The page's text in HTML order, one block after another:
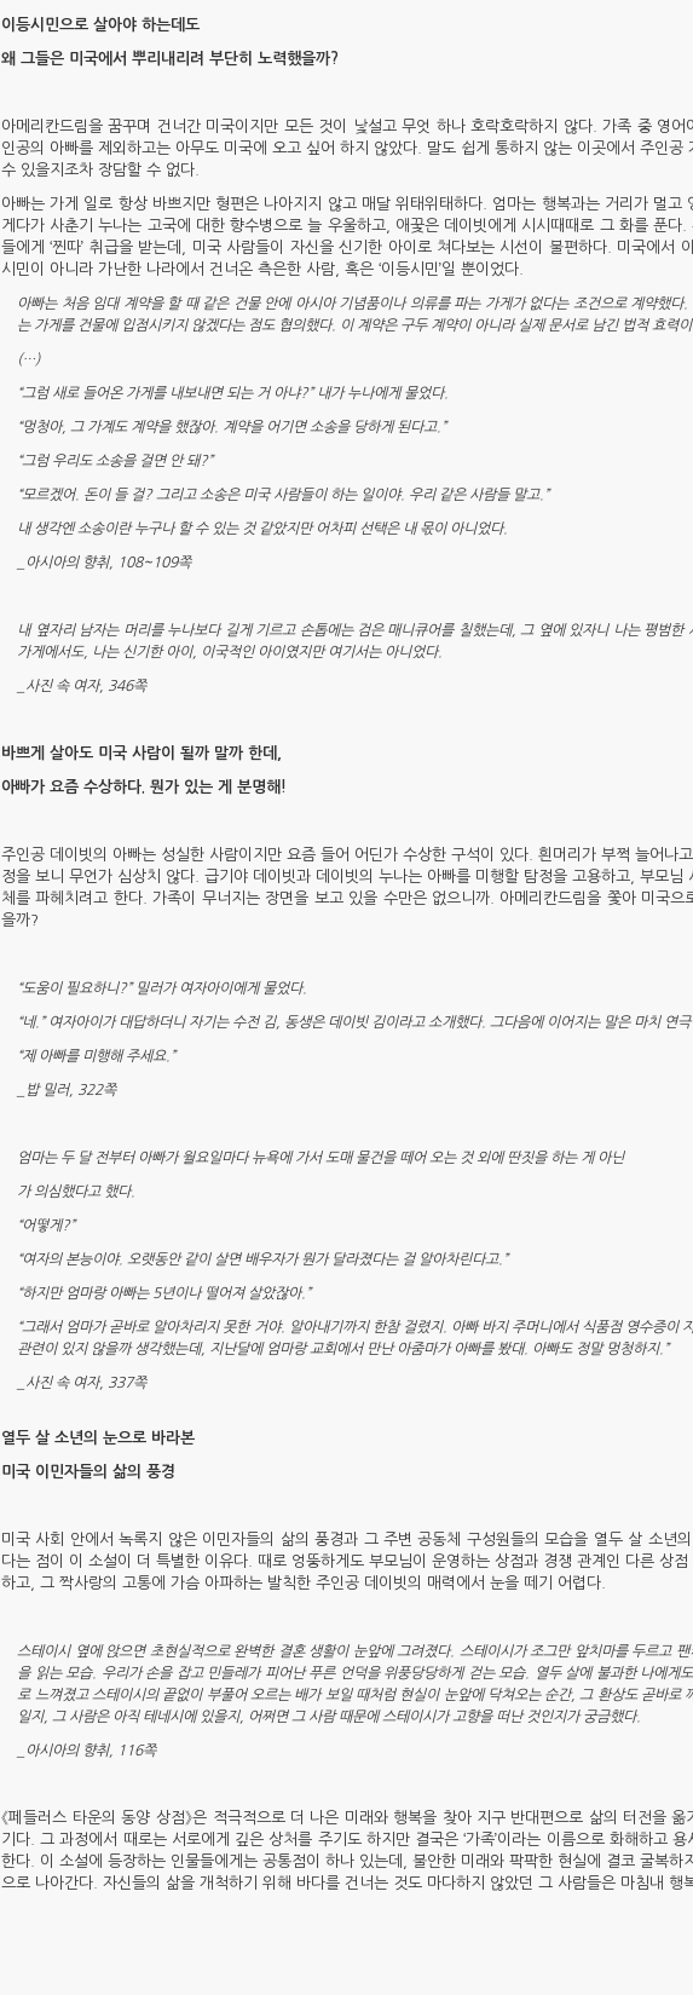
이등시민으로 살아야 하는데도
왜 그들은 미국에서 뿌리내리려 부단히 노력했을까?
아메리칸드림을 꿈꾸며 건너간 미국이지만 모든 것이 낯설고 무엇 하나 호락호락하지 않다. 가족 중 영
인공의 아빠를 제외하고는 아무도 미국에 오고 싶어 하지 않았다. 말도 쉽게 통하지 않는 이곳에서 주인공
수 있을지조차 장담할 수 없다.
아빠는 가게 일로 항상 바쁘지만 형편은 나아지지 않고 매달 위태위태하다. 엄마는 행복과는 거리가 멀고
게다가 사춘기 누나는 고국에 대한 향수병으로 늘 우울하고, 애꿎은 데이빗에게 시시때때로 그 화를 푼다
들에게 ‘찐따’ 취급을 받는데, 미국 사람들이 자신을 신기한 아이로 쳐다보는 시선이 불편하다. 미국에서
시민이 아니라 가난한 나라에서 건너온 측은한 사람, 혹은 ‘이등시민’일 뿐이었다.
아빠는 처음 임대 계약을 할 때 같은 건물 안에 아시아 기념품이나 의류를 파는 가게가 없다는 조건으로 계약했다
는 가게를 건물에 입점시키지 않겠다는 점도 협의했다. 이 계약은 구두 계약이 아니라 실제 문서로 남긴 법적 효력
(…)
“그럼 새로 들어온 가게를 내보내면 되는 거 아냐?” 내가 누나에게 물었다.
“멍청아, 그 가계도 계약을 했잖아. 계약을 어기면 소송을 당하게 된다고.”
“그럼 우리도 소송을 걸면 안 돼?”
“모르겠어. 돈이 들 걸? 그리고 소송은 미국 사람들이 하는 일이야. 우리 같은 사람들 말고.”
내 생각엔 소송이란 누구나 할 수 있는 것 같았지만 어차피 선택은 내 몫이 아니었다.
_아시아의 향취, 108~109쪽
내 옆자리 남자는 머리를 누나보다 길게 기르고 손톱에는 검은 매니큐어를 칠했는데, 그 옆에 있자니 나는 평범한
가게에서도, 나는 신기한 아이, 이국적인 아이였지만 여기서는 아니었다.
_사진 속 여자, 346쪽
바쁘게 살아도 미국 사람이 될까 말까 한데,
아빠가 요즘 수상하다. 뭔가 있는 게 분명해!
주인공 데이빗의 아빠는 성실한 사람이지만 요즘 들어 어딘가 수상한 구석이 있다. 흰머리가 부쩍 늘어나
정을 보니 무언가 심상치 않다. 급기야 데이빗과 데이빗의 누나는 아빠를 미행할 탐정을 고용하고, 부모님
체를 파헤치려고 한다. 가족이 무너지는 장면을 보고 있을 수만은 없으니까. 아메리칸드림을 쫓아 미국
을까?
“도움이 필요하니?” 밀러가 여자아이에게 물었다.
“네.” 여자아이가 대답하더니 자기는 수전 김, 동생은 데이빗 김이라고 소개했다. 그다음에 이어지는 말은 마치 연
“제 아빠를 미행해 주세요.”
_밥 밀러, 322쪽
엄마는 두 달 전부터 아빠가 월요일마다 뉴욕에 가서 도매 물건을 떼어 오는 것 외에 딴짓을 하는 게 아닌
가 의심했다고 했다.
“어떻게?”
“여자의 본능이야. 오랫동안 같이 살면 배우자가 뭔가 달라졌다는 걸 알아차린다고.”
“하지만 엄마랑 아빠는 5년이나 떨어져 살았잖아.”
“그래서 엄마가 곧바로 알아차리지 못한 거야. 알아내기까지 한참 걸렸지. 아빠 바지 주머니에서 식품점 영수증이
관련이 있지 않을까 생각했는데, 지난달에 엄마랑 교회에서 만난 아줌마가 아빠를 봤대. 아빠도 정말 멍청하지.”
_사진 속 여자, 337쪽
열두 살 소년의 눈으로 바라본
미국 이민자들의 삶의 풍경
미국 사회 안에서 녹록지 않은 이민자들의 삶의 풍경과 그 주변 공동체 구성원들의 모습을 열두 살 소년
다는 점이 이 소설이 더 특별한 이유다. 때로 엉뚱하게도 부모님이 운영하는 상점과 경쟁 관계인 다른 상
하고, 그 짝사랑의 고통에 가슴 아파하는 발칙한 주인공 데이빗의 매력에서 눈을 떼기 어렵다.
스테이시 옆에 앉으면 초현실적으로 완벽한 결혼 생활이 눈앞에 그려졌다. 스테이시가 조그만 앞치마를 두르고
을 읽는 모습. 우리가 손을 잡고 민들레가 피어난 푸른 언덕을 위풍당당하게 걷는 모습. 열두 살에 불과한 나에게
로 느껴졌고 스테이시의 끝없이 부풀어 오르는 배가 보일 때처럼 현실이 눈앞에 닥쳐오는 순간, 그 환상도 곧바로
일지, 그 사람은 아직 테네시에 있을지, 어쩌면 그 사람 때문에 스테이시가 고향을 떠난 것인지가 궁금했다.
_아시아의 향취, 116쪽
《페들러스 타운의 동양 상점》은 적극적으로 더 나은 미래와 행복을 찾아 지구 반대편으로 삶의 터전을
기다. 그 과정에서 때로는 서로에게 깊은 상처를 주기도 하지만 결국은 ‘가족’이라는 이름으로 화해하고
한다. 이 소설에 등장하는 인물들에게는 공통점이 하나 있는데, 불안한 미래와 팍팍한 현실에 결코 굴복하
으로 나아간다. 자신들의 삶을 개척하기 위해 바다를 건너는 것도 마다하지 않았던 그 사람들은 마침내 행